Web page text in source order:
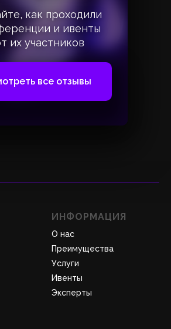
как проходили
и ивенты
их участников
как проходили
и ивенты
их участников
все отзывы
ИНФОРМАЦИЯ
О нас
Преимущества
Услуги
Ивенты
Эксперты